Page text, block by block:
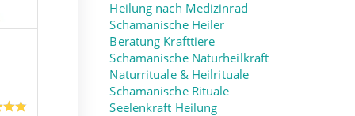
Heilung nach Medizinrad
Schamanische Heiler
Beratung Krafttiere
Schamanische Naturheilkraft
Naturrituale & Heilrituale
Schamanische Rituale
Seelenkraft Heilung